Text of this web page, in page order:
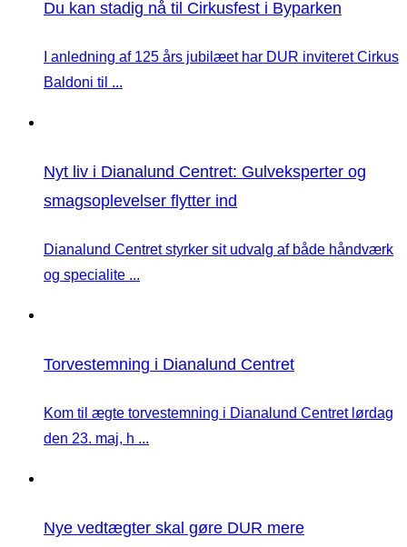
Du kan stadig nå til Cirkusfest i Byparken
I anledning af 125 års jubilæet har DUR inviteret Cirkus
Baldoni til ...
Nyt liv i Dianalund Centret: Gulveksperter og
smagsoplevelser flytter ind
Dianalund Centret styrker sit udvalg af både håndværk
og specialite ...
Torvestemning i Dianalund Centret
Kom til ægte torvestemning i Dianalund Centret lørdag
den 23. maj, h ...
Nye vedtægter skal gøre DUR mere